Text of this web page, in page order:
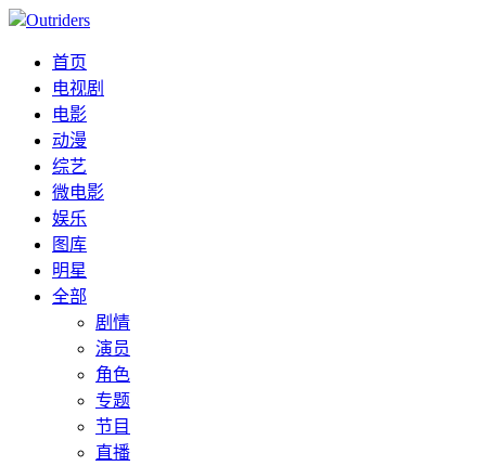
Outriders
首页
电视剧
电影
动漫
综艺
微电影
娱乐
图库
明星
全部
剧情
演员
角色
专题
节目
直播